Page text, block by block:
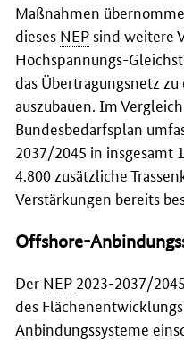
Maßnahmen
dieses NEPsind weitere
Hochspannungs-
das Übertragungsnetz
auszubauen. Im
Bundesbedarfsplan
2037/2045 in insgesamt
4.800 zusätzliche
Verstärkungen bereits
Offshore-
Der NEP 2023-2037/
des
Anbindungssysteme